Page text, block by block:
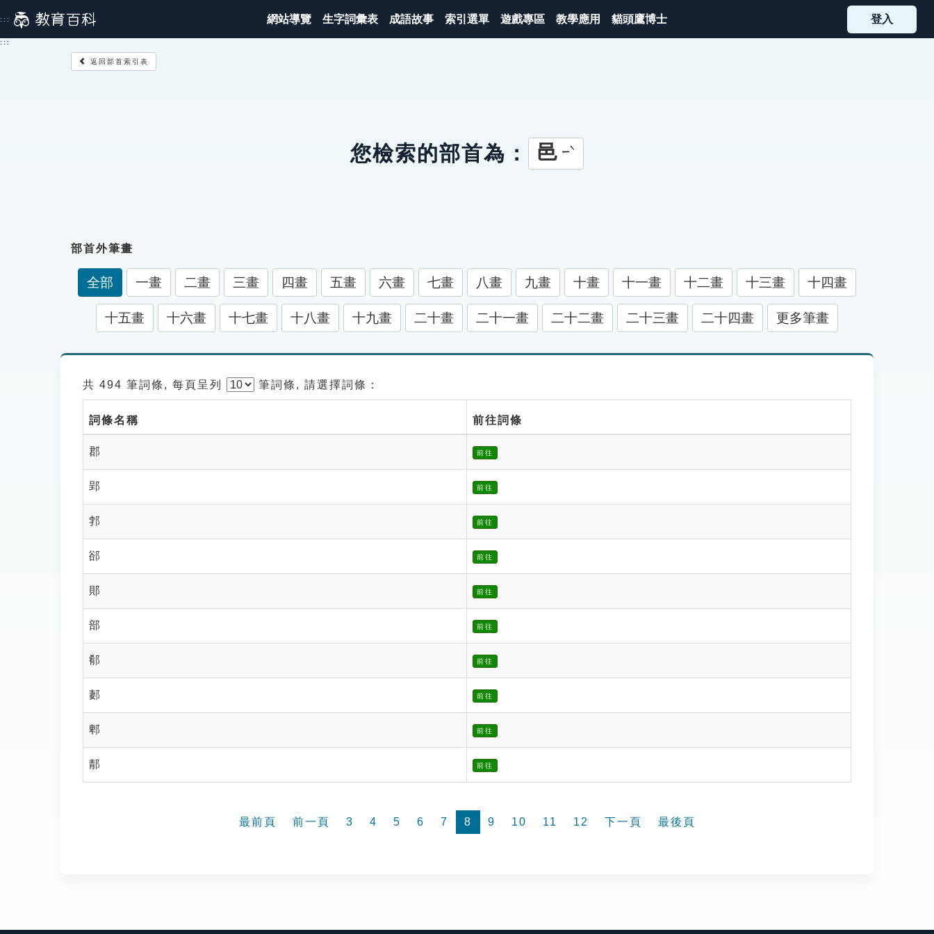
到
主
::: 網站導覽 生字詞彙表 成語故事 索引選單 遊戲專區 教學應用 貓頭鷹博士 登入
:::
返回部首索引表
您檢索的部首為： 邑 ㄧˋ
部首外筆畫
全部 一畫 二畫 三畫 四畫 五畫 六畫 七畫 八畫 九畫 十畫 十一畫 十二畫 十三畫 十四畫
十五畫 十六畫 十七畫 十八畫 十九畫 二十畫 二十一畫 二十二畫 二十三畫 二十四畫 更多筆畫
共 494 筆詞條, 每頁呈列 筆詞條, 請選擇詞條：
詞條名稱 前往詞條
郡 前往
郢 前往
郣 前往
郤 前往
郥 前往
部 前往
郩 前往
郪 前往
郫 前往
郬 前往
最前頁 前一頁 3 4 5 6 7 8 9 10 11 12 下一頁 最後頁